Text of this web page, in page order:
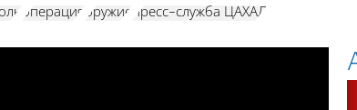
операция оружие пресс-служба ЦАХАЛ